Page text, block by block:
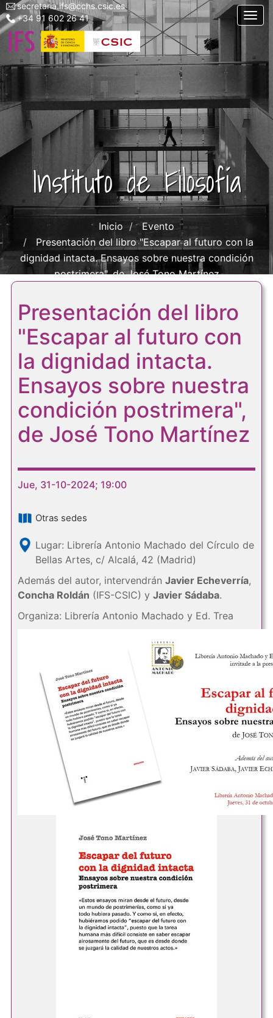
Pasar
al
contenido
principal
Menu
top
left
ifs
secretaria.ifs@cchs.csic.es
+34 91 602 26 41
Instituto de Filosofía
Inicio
Evento
Presentación del libro "Escapar al futuro con la
dignidad intacta. Ensayos sobre nuestra condición
postrimera", de José Tono Martínez
Presentación del libro
"Escapar al futuro con
la dignidad intacta.
Ensayos sobre nuestra
condición postrimera",
de José Tono Martínez
Jue, 31-10-2024; 19:00
Otras sedes
Lugar: Librería Antonio Machado del Círculo de
Bellas Artes, c/ Alcalá, 42 (Madrid)
Además del autor, intervendrán Javier Echeverría,
Concha Roldán (IFS-CSIC) y Javier Sádaba.
Organiza: Librería Antonio Machado y Ed. Trea